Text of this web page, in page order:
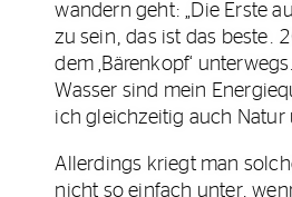
wandern geht: „Die Erste
zu sein, das ist das beste.
dem ‚Bärenkopf‘
Wasser sind mein
ich gleichzeitig auch Natur
Allerdings kriegt man
nicht so einfach unter,